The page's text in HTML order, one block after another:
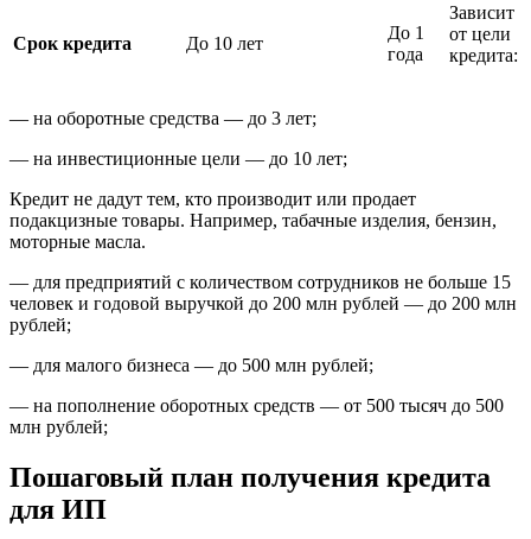
Срок кредита До 10 лет
До 1
года
Зависит
от цели
кредита:
— на оборотные средства — до 3 лет;
— на инвестиционные цели — до 10 лет;
Кредит не дадут тем, кто производит или продает
подакцизные товары. Например, табачные изделия, бензин,
моторные масла.
— для предприятий с количеством сотрудников не больше 15
человек и годовой выручкой до 200 млн рублей — до 200 млн
рублей;
— для малого бизнеса — до 500 млн рублей;
— на пополнение оборотных средств — от 500 тысяч до 500
млн рублей;
Пошаговый план получения кредита
для ИП